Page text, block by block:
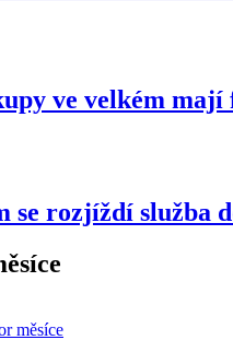
ve velkém
se rozjíždí služba
měsíce